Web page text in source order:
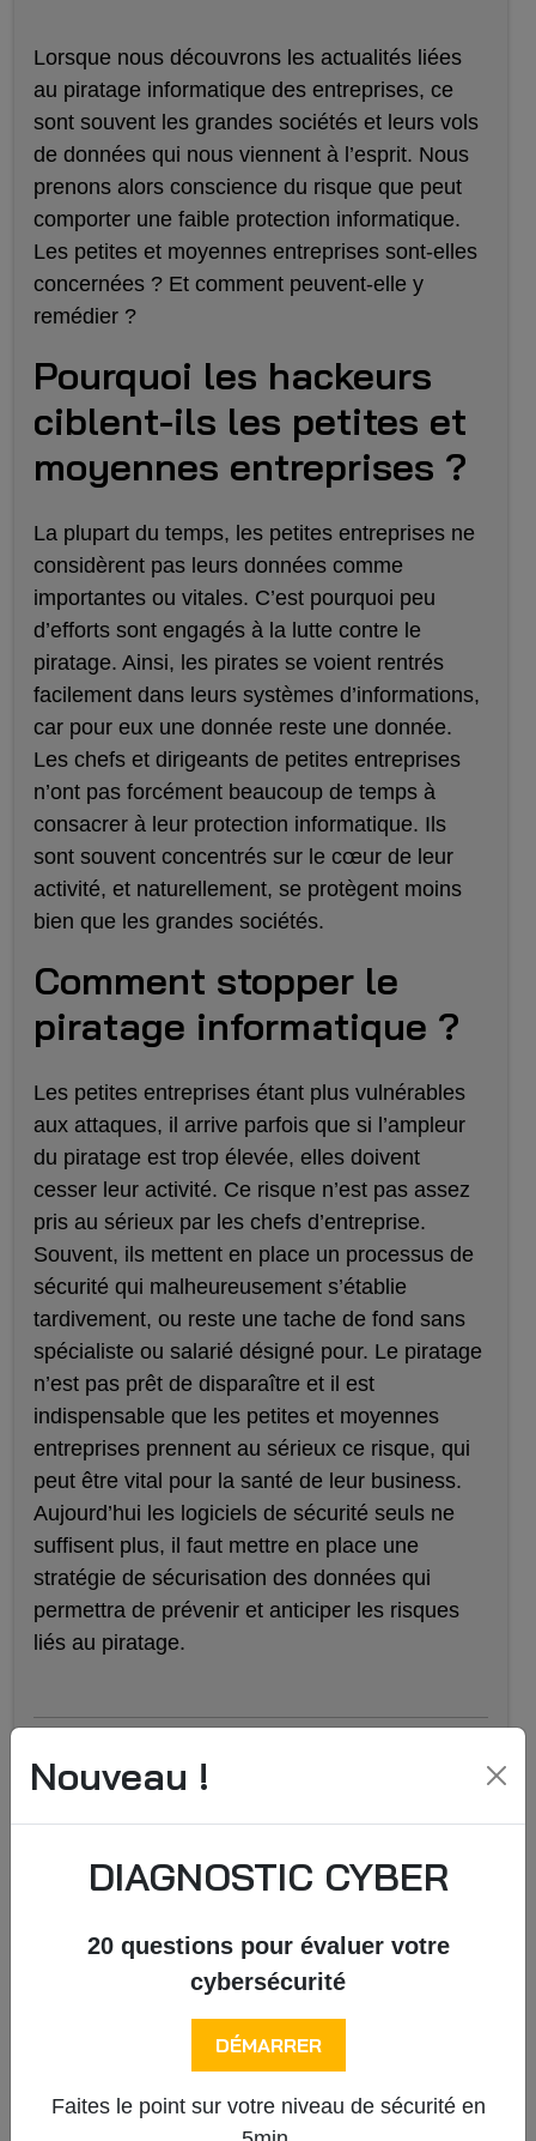
Nouveau !
DIAGNOSTIC CYBER
20 questions pour évaluer votre
cybersécurité
DÉMARRER
Faites le point sur votre niveau de sécurité en
Lorsque nous découvrons les actualités liées
au piratage informatique des entreprises, ce
sont souvent les grandes sociétés et leurs vols
de données qui nous viennent à l’esprit. Nous
prenons alors conscience du risque que peut
comporter une faible protection informatique.
Les petites et moyennes entreprises sont-elles
concernées ? Et comment peuvent-elle y
remédier ?
Pourquoi les hackeurs
ciblent-ils les petites et
moyennes entreprises ?
La plupart du temps, les petites entreprises ne
considèrent pas leurs données comme
importantes ou vitales. C’est pourquoi peu
d’efforts sont engagés à la lutte contre le
piratage. Ainsi, les pirates se voient rentrés
facilement dans leurs systèmes d’informations,
car pour eux une donnée reste une donnée.
Les chefs et dirigeants de petites entreprises
n’ont pas forcément beaucoup de temps à
consacrer à leur protection informatique. Ils
sont souvent concentrés sur le cœur de leur
activité, et naturellement, se protègent moins
bien que les grandes sociétés.
Comment stopper le
piratage informatique ?
Les petites entreprises étant plus vulnérables
aux attaques, il arrive parfois que si l’ampleur
du piratage est trop élevée, elles doivent
cesser leur activité. Ce risque n’est pas assez
pris au sérieux par les chefs d’entreprise.
Souvent, ils mettent en place un processus de
sécurité qui malheureusement s’établie
tardivement, ou reste une tache de fond sans
spécialiste ou salarié désigné pour. Le piratage
n’est pas prêt de disparaître et il est
indispensable que les petites et moyennes
entreprises prennent au sérieux ce risque, qui
peut être vital pour la santé de leur business.
Aujourd’hui les logiciels de sécurité seuls ne
suffisent plus, il faut mettre en place une
stratégie de sécurisation des données qui
permettra de prévenir et anticiper les risques
liés au piratage.
Article précédent
IDLINE, choisir un hébergement
Stratégie nationale cybersécurité
2026–2030